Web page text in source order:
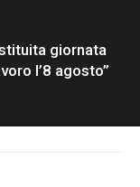
giornata
l’8 agosto”